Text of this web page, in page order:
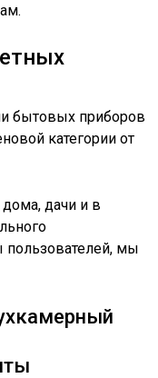
бытовых приборов
категории от
дачи и в
пользователей, мы